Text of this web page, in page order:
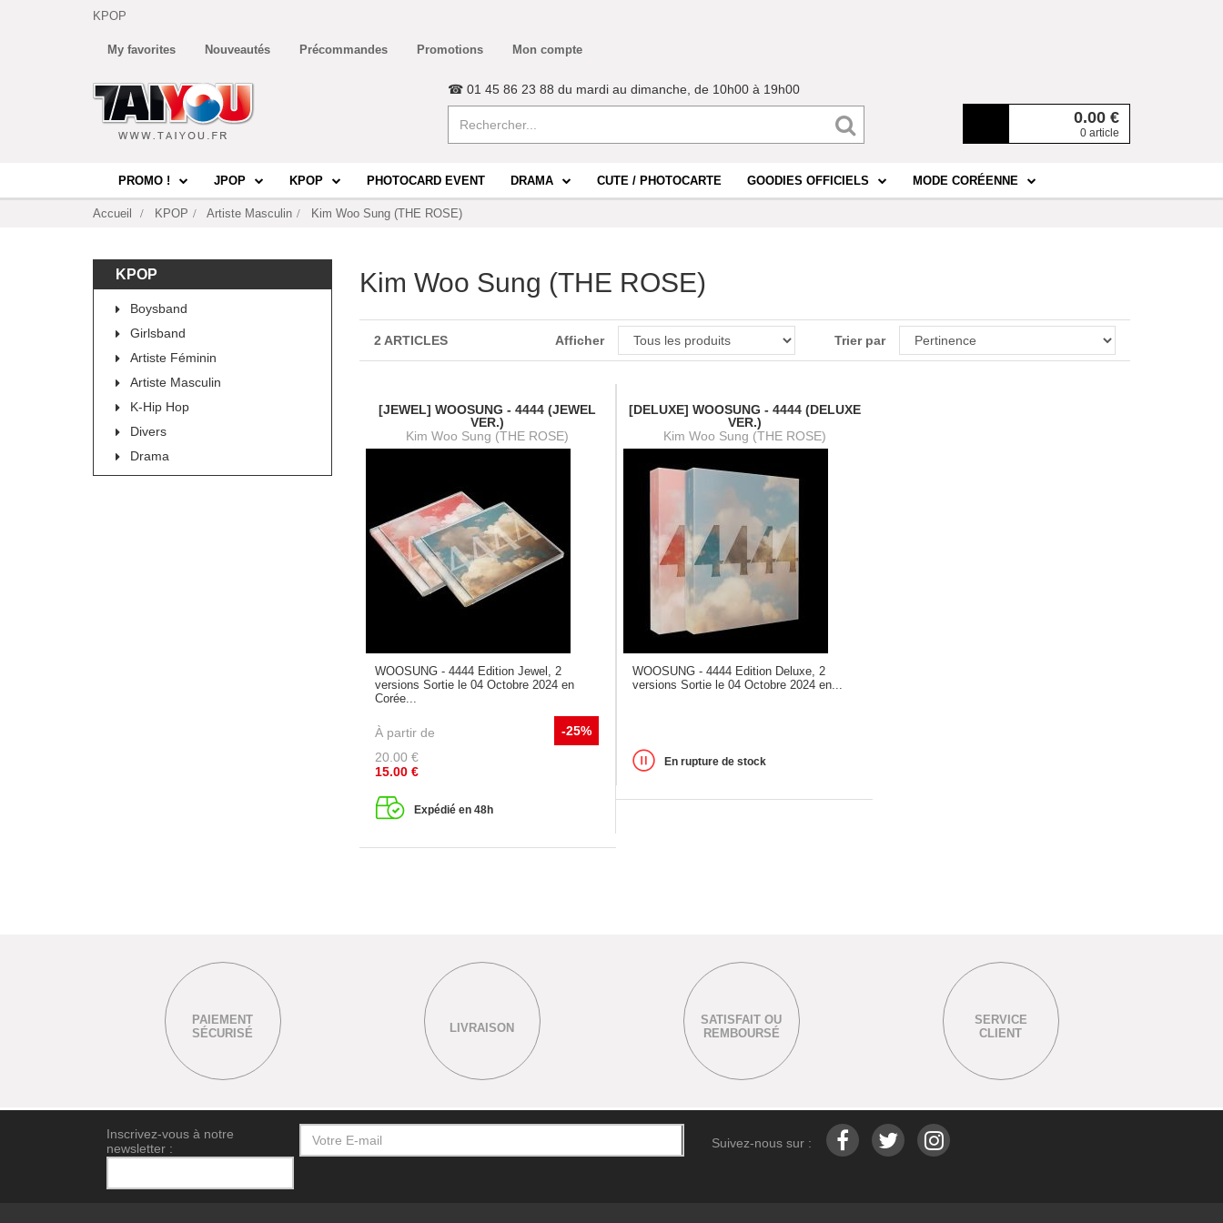
KPOP
My favorites Nouveautés Précommandes Promotions Mon compte
0.00 €
0 article
☎ 01 45 86 23 88 du mardi au dimanche, de 10h00 à 19h00
PROMO ! JPOP KPOP PHOTOCARD EVENT DRAMA CUTE / PHOTOCARTE GOODIES OFFICIELS MODE CORÉENNE
Accueil KPOP Artiste Masculin Kim Woo Sung (THE ROSE)
KPOP
Boysband
Girlsband
Artiste Féminin
Artiste Masculin
K-Hip Hop
Divers
Drama
Kim Woo Sung (THE ROSE)
2 ARTICLES Afficher Trier par
[JEWEL] WOOSUNG - 4444 (JEWEL
VER.)
Kim Woo Sung (THE ROSE)
WOOSUNG - 4444 Edition Jewel, 2
versions Sortie le 04 Octobre 2024 en
Corée...
À partir de
-25%
20.00 €
15.00 €
Expédié en 48h
[DELUXE] WOOSUNG - 4444 (DELUXE
VER.)
Kim Woo Sung (THE ROSE)
WOOSUNG - 4444 Edition Deluxe, 2
versions Sortie le 04 Octobre 2024 en...
En rupture de stock
PAIEMENT
SÉCURISÉ
LIVRAISON
SATISFAIT OU
REMBOURSÉ
SERVICE
CLIENT
Inscrivez-vous à notre
newsletter :
Suivez-nous sur :